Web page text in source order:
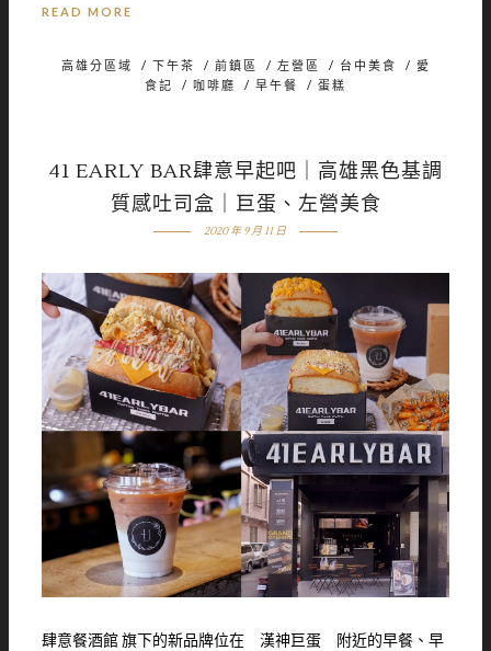
READ MORE
高雄分區域 / 下午茶 / 前鎮區 / 左營區 / 台中美食 / 愛
食記
/ 咖啡廳 / 早午餐 / 蛋糕
41 EARLY BAR肆意早起吧｜高雄黑色基調
質感吐司盒｜巨蛋、左營美食
2020 年 9 月 11 日
肆意餐酒館 旗下的新品牌位在 漢神巨蛋 附近的早餐、早